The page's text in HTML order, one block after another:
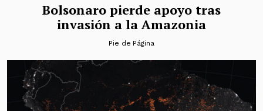
Bolsonaro pierde apoyo tras
invasión a la Amazonia
Pie de Página